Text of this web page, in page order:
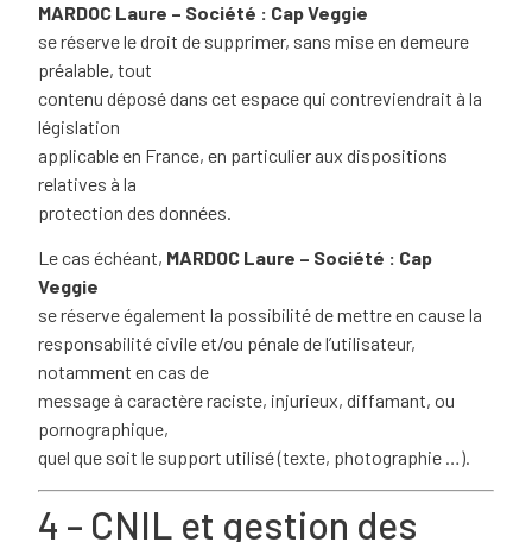
MARDOC Laure – Société : Cap Veggie
se réserve le droit de supprimer, sans mise en demeure
préalable, tout
contenu déposé dans cet espace qui contreviendrait à la
législation
applicable en France, en particulier aux dispositions
relatives à la
protection des données.
Le cas échéant, MARDOC Laure – Société : Cap
Veggie
se réserve également la possibilité de mettre en cause la
responsabilité civile et/ou pénale de l’utilisateur,
notamment en cas de
message à caractère raciste, injurieux, diffamant, ou
pornographique,
quel que soit le support utilisé (texte, photographie …).
4 – CNIL et gestion des